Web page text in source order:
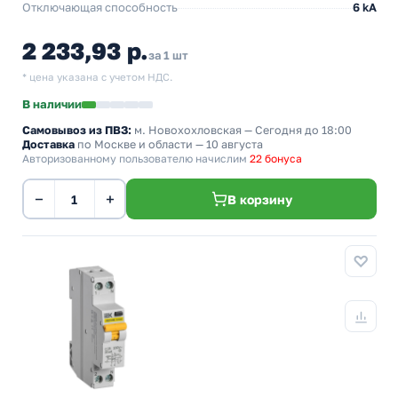
Отключающая способность
6 kA
2 233,93 р.за 1 шт
* цена указана с учетом НДС.
В наличии
Самовывоз из ПВЗ: м. Новохохловская — Сегодня до 18:00
Доставка по Москве и области — 10 августа
Авторизованному пользователю начислим 22 бонуса
− + В корзину